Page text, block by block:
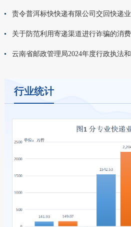
关于防范利用寄递渠道进行诈骗的消
行业统计